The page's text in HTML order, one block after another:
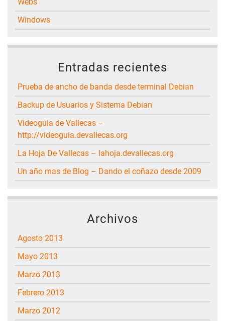
Windows
Entradas recientes
Prueba de ancho de banda desde terminal Debian
Backup de Usuarios y Sistema Debian
Videoguia de Vallecas –
http://videoguia.devallecas.org
La Hoja De Vallecas – lahoja.devallecas.org
Un año mas de Blog – Dando el coñazo desde 2009
Archivos
agosto 2013
mayo 2013
marzo 2013
febrero 2013
marzo 2012